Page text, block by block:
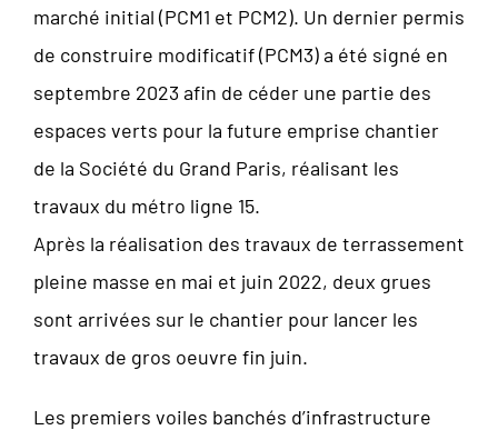
marché initial (PCM1 et PCM2). Un dernier permis
de construire modificatif (PCM3) a été signé en
septembre 2023 afin de céder une partie des
espaces verts pour la future emprise chantier
de la Société du Grand Paris, réalisant les
travaux du métro ligne 15.
Après la réalisation des travaux de terrassement
pleine masse en mai et juin 2022, deux grues
sont arrivées sur le chantier pour lancer les
travaux de gros oeuvre fin juin.
Les premiers voiles banchés d’infrastructure